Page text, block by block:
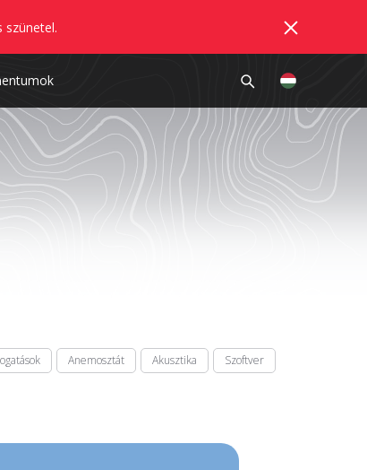
szünetel.
Anemosztát Akusztika
Szoftver